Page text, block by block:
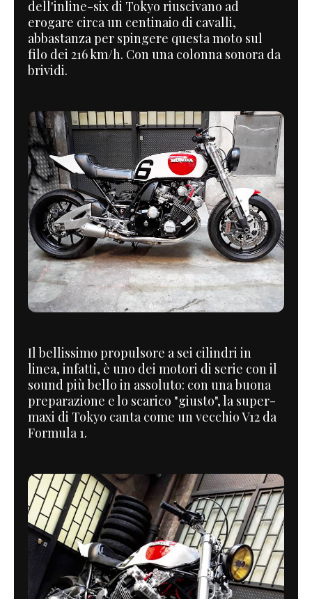
dell'inline-six di Tokyo riuscivano ad
erogare circa un centinaio di cavalli,
abbastanza per spingere questa moto sul
filo dei 216 km/h. Con una colonna sonora da
brividi.
Il bellissimo propulsore a sei cilindri in
linea, infatti, è uno dei motori di serie con il
sound più bello in assoluto: con una buona
preparazione e lo scarico "giusto", la super-
maxi di Tokyo canta come un vecchio V12 da
Formula 1.